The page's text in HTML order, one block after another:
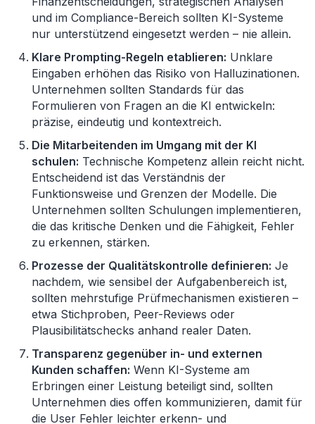
und im Compliance-Bereich sollten KI-Systeme
nur unterstützend eingesetzt werden – nie allein.
Klare Prompting-Regeln etablieren: Unklare
Eingaben erhöhen das Risiko von Halluzinationen.
Unternehmen sollten Standards für das
Formulieren von Fragen an die KI entwickeln:
präzise, eindeutig und kontextreich.
Die Mitarbeitenden im Umgang mit der KI
schulen: Technische Kompetenz allein reicht nicht.
Entscheidend ist das Verständnis der
Funktionsweise und Grenzen der Modelle. Die
Unternehmen sollten Schulungen implementieren,
die das kritische Denken und die Fähigkeit, Fehler
zu erkennen, stärken.
Prozesse der Qualitätskontrolle definieren: Je
nachdem, wie sensibel der Aufgabenbereich ist,
sollten mehrstufige Prüfmechanismen existieren –
etwa Stichproben, Peer-Reviews oder
Plausibilitätschecks anhand realer Daten.
Transparenz gegenüber in- und externen
Kunden schaffen: Wenn KI-Systeme am
Erbringen einer Leistung beteiligt sind, sollten
Unternehmen dies offen kommunizieren, damit für
die User Fehler leichter erkenn- und